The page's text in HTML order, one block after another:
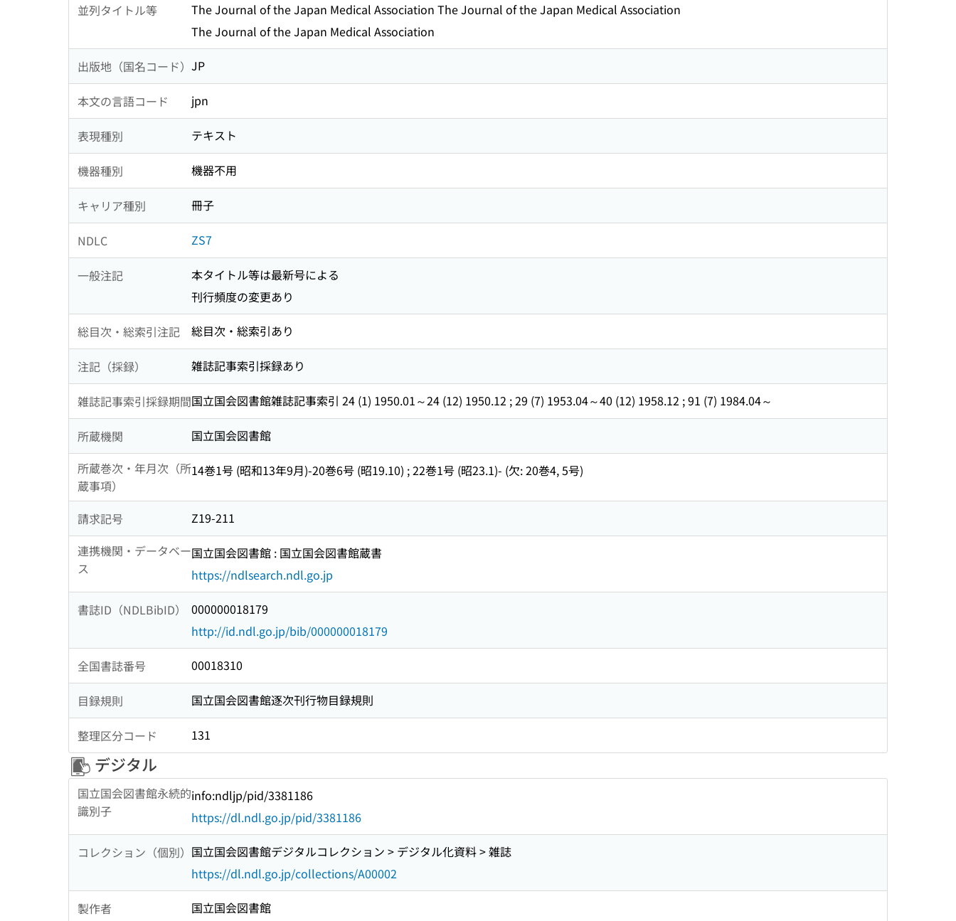
並列タイトル等
The Journal of the Japan Medical Association The Journal of the Japan Medical Association
The Journal of the Japan Medical Association
出版地（国名コード） JP
本文の言語コード jpn
表現種別 テキスト
機器種別 機器不用
キャリア種別 冊子
NDLC ZS7
一般注記
本タイトル等は最新号による
刊行頻度の変更あり
総目次・総索引注記 総目次・総索引あり
注記（採録） 雑誌記事索引採録あり
雑誌記事索引採録期間国立国会図書館雑誌記事索引 24 (1) 1950.01～24 (12) 1950.12 ; 29 (7) 1953.04～40 (12) 1958.12 ; 91 (7) 1984.04～
所蔵機関
国立国会図書館
所蔵巻次・年月次（所
蔵事項）
14巻1号 (昭和13年9月)-20巻6号 (昭19.10) ; 22巻1号 (昭23.1)- (欠: 20巻4, 5号)
請求記号
Z19-211
連携機関・データベー
ス
国立国会図書館 : 国立国会図書館蔵書
https://ndlsearch.ndl.go.jp
書誌ID（NDLBibID）
000000018179
http://id.ndl.go.jp/bib/000000018179
全国書誌番号 00018310
目録規則 国立国会図書館逐次刊行物目録規則
整理区分コード 131
デジタル
国立国会図書館永続的
識別子
info:ndljp/pid/3381186
https://dl.ndl.go.jp/pid/3381186
コレクション（個別） 国立国会図書館デジタルコレクション > デジタル化資料 > 雑誌
https://dl.ndl.go.jp/collections/A00002
製作者 国立国会図書館